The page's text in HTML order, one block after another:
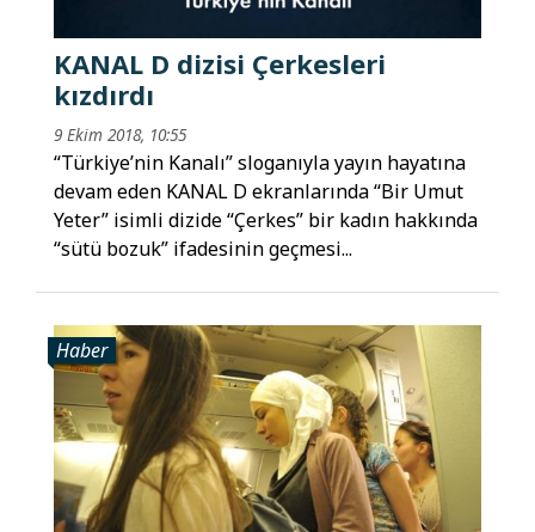
KANAL D dizisi Çerkesleri
kızdırdı
9 Ekim 2018, 10:55
“Türkiye’nin Kanalı” sloganıyla yayın hayatına
devam eden KANAL D ekranlarında “Bir Umut
Yeter” isimli dizide “Çerkes” bir kadın hakkında
“sütü bozuk” ifadesinin geçmesi...
Haber